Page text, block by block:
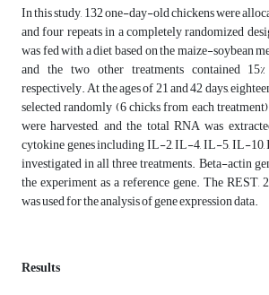
In this study, 132 one-day-old chickens were
and four repeats in a completely randomized
was fed with a diet based on the maize-soybean
and the two other treatments contained
respectively. At the ages of 21 and 42 days,
selected randomly (6 chicks from each
were harvested, and the total RNA was
cytokine genes including IL-2, IL-4, IL-5, IL-
investigated in all three treatments. Beta-actin
the experiment as a reference gene. The REST,
was used for the analysis of gene expression data.
Results